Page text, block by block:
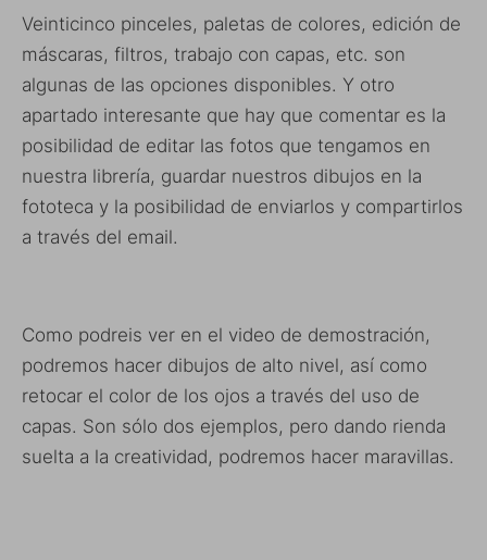
Veinticinco pinceles, paletas de colores, edición de
máscaras, filtros, trabajo con capas, etc. son
algunas de las opciones disponibles. Y otro
apartado interesante que hay que comentar es la
posibilidad de editar las fotos que tengamos en
nuestra librería, guardar nuestros dibujos en la
fototeca y la posibilidad de enviarlos y compartirlos
a través del email.
Como podreis ver en el video de demostración,
podremos hacer dibujos de alto nivel, así como
retocar el color de los ojos a través del uso de
capas. Son sólo dos ejemplos, pero dando rienda
suelta a la creatividad, podremos hacer maravillas.